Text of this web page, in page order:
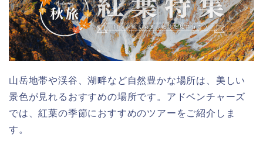
山岳地帯や渓谷、湖畔など自然豊かな場所は、美しい
景色が見れるおすすめの場所です。アドベンチャーズ
では、紅葉の季節におすすめのツアーをご紹介しま
す。